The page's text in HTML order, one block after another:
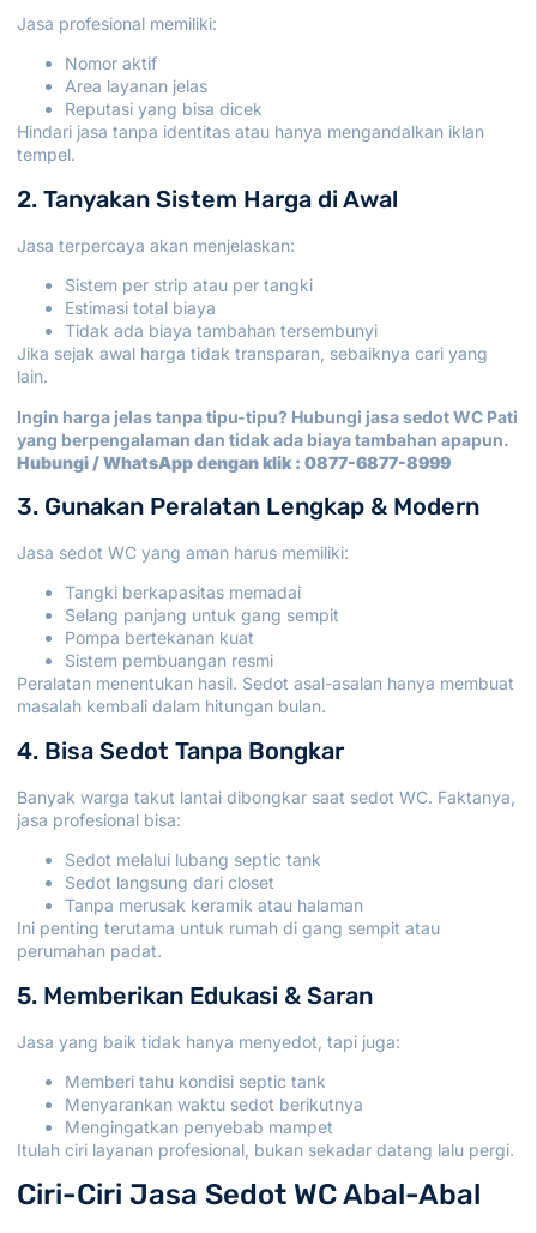
Jasa profesional memiliki:
Nomor aktif
Area layanan jelas
Reputasi yang bisa dicek
Hindari jasa tanpa identitas atau hanya mengandalkan iklan
tempel.
2. Tanyakan Sistem Harga di Awal
Jasa terpercaya akan menjelaskan:
Sistem per strip atau per tangki
Estimasi total biaya
Tidak ada biaya tambahan tersembunyi
Jika sejak awal harga tidak transparan, sebaiknya cari yang
lain.
Ingin harga jelas tanpa tipu-tipu? Hubungi jasa sedot WC Pati
yang berpengalaman dan tidak ada biaya tambahan apapun.
Hubungi / WhatsApp dengan klik : 0877-6877-8999
3. Gunakan Peralatan Lengkap & Modern
Jasa sedot WC yang aman harus memiliki:
Tangki berkapasitas memadai
Selang panjang untuk gang sempit
Pompa bertekanan kuat
Sistem pembuangan resmi
Peralatan menentukan hasil. Sedot asal-asalan hanya membuat
masalah kembali dalam hitungan bulan.
4. Bisa Sedot Tanpa Bongkar
Banyak warga takut lantai dibongkar saat sedot WC. Faktanya,
jasa profesional bisa:
Sedot melalui lubang septic tank
Sedot langsung dari closet
Tanpa merusak keramik atau halaman
Ini penting terutama untuk rumah di gang sempit atau
perumahan padat.
5. Memberikan Edukasi & Saran
Jasa yang baik tidak hanya menyedot, tapi juga:
Memberi tahu kondisi septic tank
Menyarankan waktu sedot berikutnya
Mengingatkan penyebab mampet
Itulah ciri layanan profesional, bukan sekadar datang lalu pergi.
Ciri-Ciri Jasa Sedot WC Abal-Abal